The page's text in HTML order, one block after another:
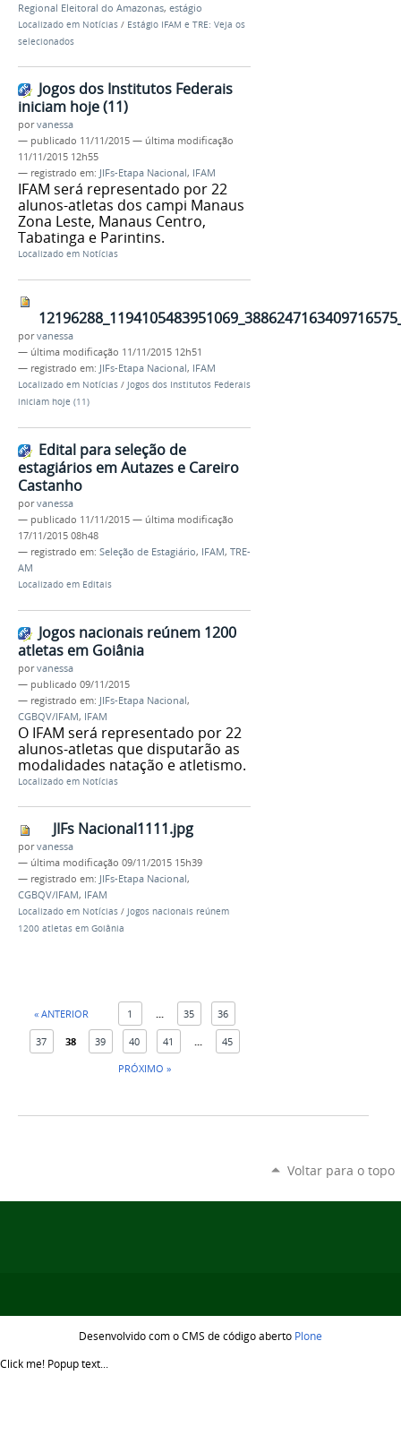
Regional Eleitoral do Amazonas, estágio
Localizado em Notícias / Estágio IFAM e TRE: Veja os
selecionados
Jogos dos Institutos Federais
iniciam hoje (11)
porvanessa
— publicado 11/11/2015 — última modificação
11/11/2015 12h55
— registrado em: JIFs-Etapa Nacional, IFAM
IFAM será representado por 22
alunos-atletas dos campi Manaus
Zona Leste, Manaus Centro,
Tabatinga e Parintins.
Localizado em Notícias
porvanessa
— última modificação 11/11/2015 12h51
— registrado em: JIFs-Etapa Nacional, IFAM
Localizado em Notícias / Jogos dos Institutos Federais
iniciam hoje (11)
Edital para seleção de
estagiários em Autazes e Careiro
Castanho
porvanessa
— publicado 11/11/2015 — última modificação
17/11/2015 08h48
— registrado em: Seleção de Estagiário, IFAM, TRE-
AM
Localizado em Editais
Jogos nacionais reúnem 1200
atletas em Goiânia
porvanessa
— publicado 09/11/2015
— registrado em: JIFs-Etapa Nacional,
CGBQV/IFAM, IFAM
O IFAM será representado por 22
alunos-atletas que disputarão as
modalidades natação e atletismo.
Localizado em Notícias
JIFs Nacional1111.jpg
porvanessa
— última modificação 09/11/2015 15h39
— registrado em: JIFs-Etapa Nacional,
CGBQV/IFAM, IFAM
Localizado em Notícias / Jogos nacionais reúnem
1200 atletas em Goiânia
« ANTERIOR 1 ... 35 36
37 38 39 40 41 ...
45
PRÓXIMO »
Voltar para o topo
Desenvolvido com o CMS de código aberto Plone
Click me! Popup text...